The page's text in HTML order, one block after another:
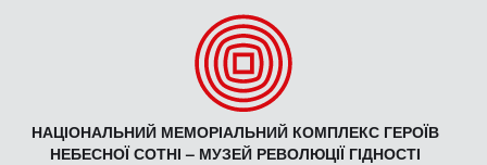
НАЦІОНАЛЬНИЙ МЕМОРІАЛЬНИЙ КОМПЛЕКС ГЕРОЇВ
НЕБЕСНОЇ СОТНІ – МУЗЕЙ РЕВОЛЮЦІЇ ГІДНОСТІ